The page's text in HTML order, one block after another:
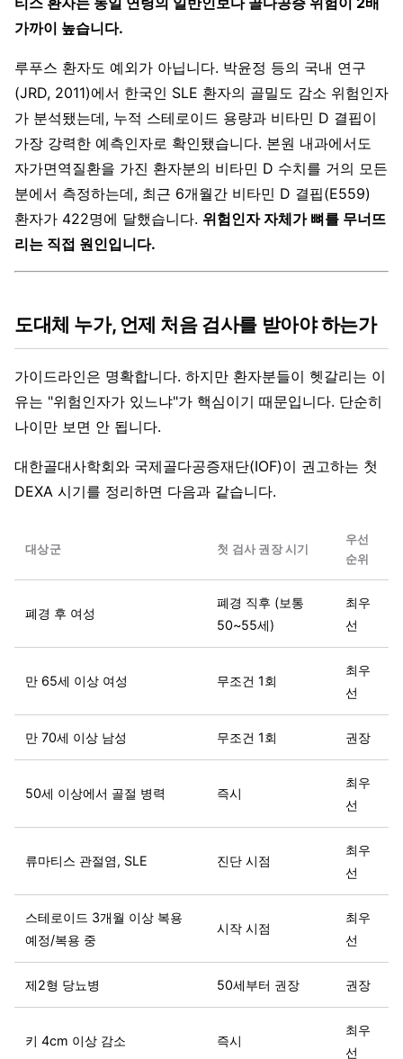
가까이 높습니다.
루푸스 환자도 예외가 아닙니다. 박윤정 등의 국내 연구
(JRD, 2011)에서 한국인 SLE 환자의 골밀도 감소 위험인자
가 분석됐는데, 누적 스테로이드 용량과 비타민 D 결핍이
가장 강력한 예측인자로 확인됐습니다. 본원 내과에서도
자가면역질환을 가진 환자분의 비타민 D 수치를 거의 모든
분에서 측정하는데, 최근 6개월간 비타민 D 결핍(E559)
환자가 422명에 달했습니다. 위험인자 자체가 뼈를 무너뜨
리는 직접 원인입니다.
도대체 누가, 언제 처음 검사를 받아야 하는가
가이드라인은 명확합니다. 하지만 환자분들이 헷갈리는 이
유는 "위험인자가 있느냐"가 핵심이기 때문입니다. 단순히
나이만 보면 안 됩니다.
대한골대사학회와 국제골다공증재단(IOF)이 권고하는 첫
DEXA 시기를 정리하면 다음과 같습니다.
대상군 첫 검사 권장 시기
우선
순위
폐경 후 여성
폐경 직후 (보통
50~55세)
최우
선
만 65세 이상 여성 무조건 1회
최우
선
만 70세 이상 남성 무조건 1회 권장
50세 이상에서 골절 병력 즉시
최우
선
류마티스 관절염, SLE 진단 시점
최우
선
스테로이드 3개월 이상 복용
예정/복용 중
시작 시점
최우
선
제2형 당뇨병 50세부터 권장 권장
키 4cm 이상 감소 즉시
최우
선